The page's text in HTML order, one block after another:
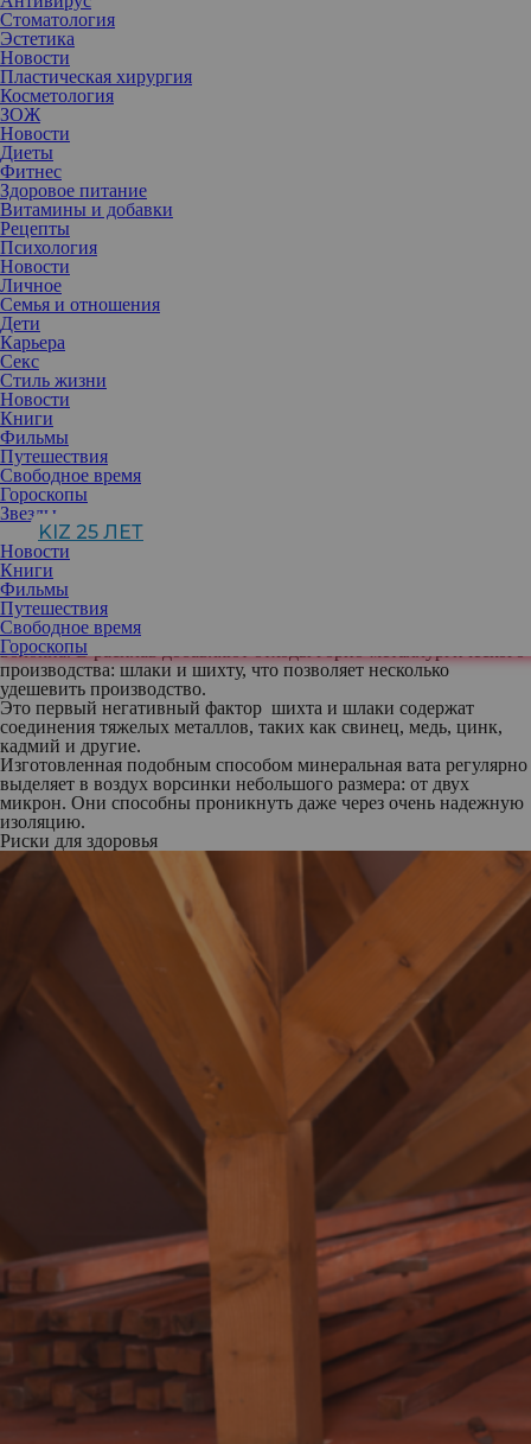
Стоматология
Эстетика
Новости
Пластическая хирургия
Косметология
ЗОЖ
Новости
Диеты
Фитнес
Здоровое питание
Витамины и добавки
Рецепты
Психология
Новости
Личное
Семья и отношения
Дети
Карьера
Секс
Стиль жизни
Новости
Книги
Фильмы
Путешествия
Свободное время
Гороскопы
Звезды
KIZ 25 ЛЕТ
Новости
Книги
Фильмы
Путешествия
Свободное время
Гороскопы
Еще несколько лет назад мало кто думал об экологичности
материалов, но сегодня эта тема актуальна. Рассказываем, что
точно нужно исключить при ремонте и строительстве – это
может испортить ваше здоровье.
Во время пандемии многие стали делать ремонт – готовить дома
к холодному времени года. Утеплитель – неотъемлемый элемент
в современном доме, как в частном, так и в многоквартирном.
Сегодня для этих целей широко применяется минеральная вата.
Материал изготавливают из натурального сырья, точнее –
горной породы. Это позволяет производителям утверждать, что
продукт экологически чист, следовательно, совершенно
безопасен для здоровья. Но это далеко не так.
Как изготавливают минеральную вату
В процессе горная порода расплавляется и вытягивается в
волокна. В расплав добавляют отходы горно-металлургического
производства: шлаки и шихту, что позволяет несколько
удешевить производство.
Это первый негативный фактор шихта и шлаки содержат
соединения тяжелых металлов, таких как свинец, медь, цинк,
кадмий и другие.
Изготовленная подобным способом минеральная вата регулярно
выделяет в воздух ворсинки небольшого размера: от двух
микрон. Они способны проникнуть даже через очень надежную
изоляцию.
Риски для здоровья